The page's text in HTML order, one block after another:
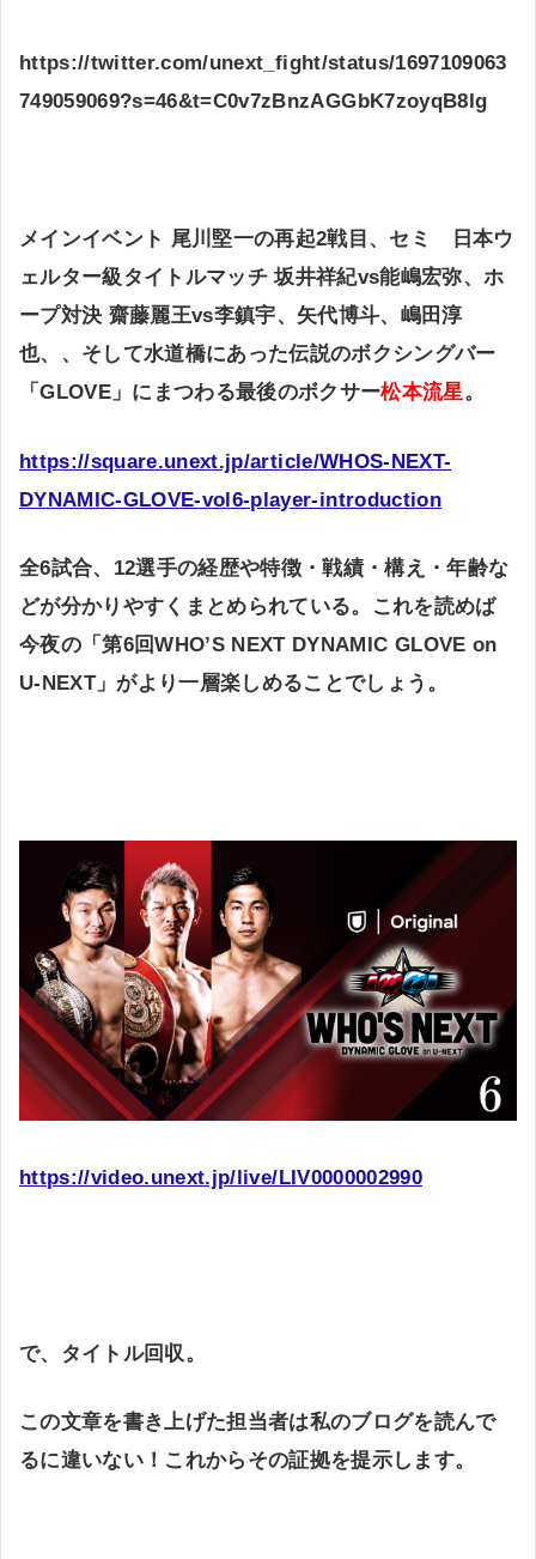
https://twitter.com/unext_fight/status/1697109063
749059069?s=46&t=C0v7zBnzAGGbK7zoyqB8Ig
メインイベント 尾川堅一の再起2戦目、セミ 日本ウ
ェルター級タイトルマッチ坂井祥紀vs能嶋宏弥、ホ
ープ対決 齋藤麗王vs李鎮宇、矢代博斗、嶋田淳
也、、そして水道橋にあった伝説のボクシングバー
「GLOVE」にまつわる最後のボクサー松本流星。
https://square.unext.jp/article/WHOS-NEXT-
DYNAMIC-GLOVE-vol6-player-introduction
全6試合、12選手の経歴や特徴・戦績・構え・年齢な
どが分かりやすくまとめられている。これを読めば
今夜の「第6回WHO’S NEXT DYNAMIC GLOVE on
U-NEXT」がより一層楽しめることでしょう。
https://video.unext.jp/live/LIV0000002990
で、タイトル回収。
この文章を書き上げた担当者は私のブログを読んで
るに違いない！これからその証拠を提示します。